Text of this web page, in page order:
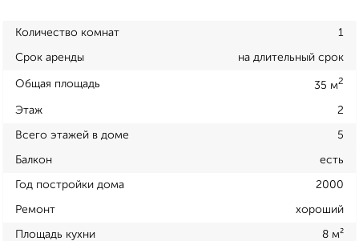
Количество комнат 1
Срок аренды на длительный срок
Общая площадь 35 м2
Этаж 2
Всего этажей в доме 5
Балкон есть
Год постройки дома 2000
Ремонт хороший
Площадь кухни 8 м²